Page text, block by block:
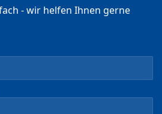
- wir helfen Ihnen gerne